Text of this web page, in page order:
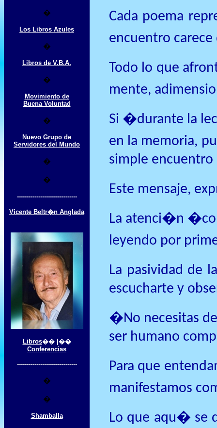
�
Los Libros Azules
�
Libros de V.B.A.
�
Movimiento de
Buena Voluntad
�
Nuevo Grupo de
Servidores del Mundo
�
�
-------------------------------
Vicente Beltr�n Anglada
Libros�� |��
Conferencias
-------------------------------
�
�
Shamballa
Cada poema
encuentro
Todo lo que
mente,
Si �durante la
en la memoria,
simple
Este mensaje,
La atenci�n
leyendo por
La pasividad de
escucharte y
�No necesitas
ser humano
Para que
manifestamos
Lo que aqu� se